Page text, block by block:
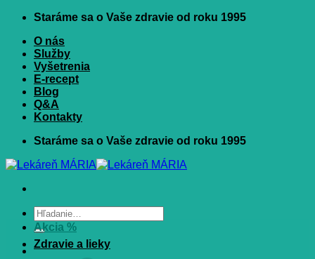
Skip
content
Staráme sa o Vaše zdravie od roku 1995
O nás
Služby
Vyšetrenia
E-recept
Blog
Q&A
Kontakty
Staráme sa o Vaše zdravie od roku 1995
Hľadať:
Akcia %
Zdravie a lieky